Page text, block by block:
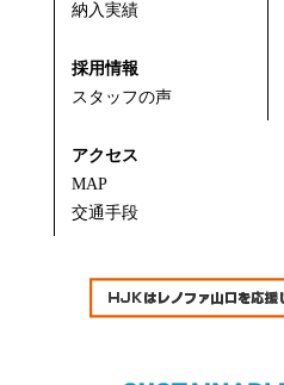
納入実績
採用情報
スタッフの声
アクセス
MAP
交通手段